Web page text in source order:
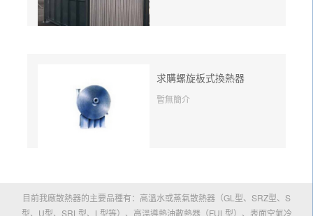
求購螺旋板式換熱器
暫無簡介
目前我廠散熱器的主要品種有：高溫水或蒸氣散熱器（GL型、SRZ型、S
型、U型、SRL型、L型等）、高溫導熱油散熱器（FUL型）、表面空氣冷